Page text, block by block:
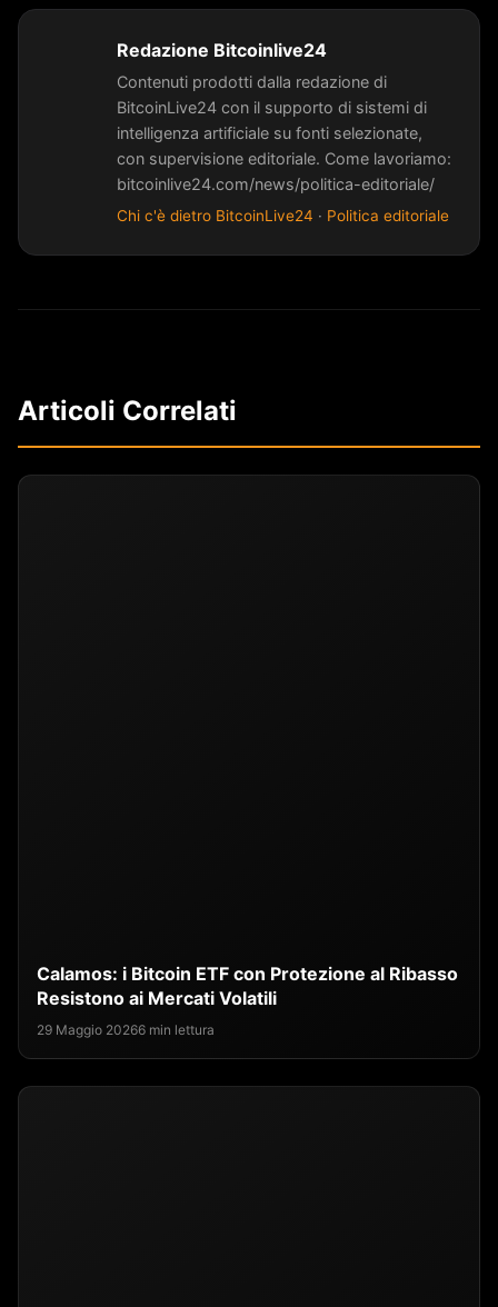
Redazione Bitcoinlive24
Contenuti prodotti dalla redazione di
BitcoinLive24 con il supporto di sistemi di
intelligenza artificiale su fonti selezionate,
con supervisione editoriale. Come lavoriamo:
bitcoinlive24.com/news/politica-editoriale/
Chi c'è dietro BitcoinLive24 · Politica editoriale
Articoli Correlati
Calamos: i Bitcoin ETF con Protezione al Ribasso
Resistono ai Mercati Volatili
29 Maggio 20266 min lettura